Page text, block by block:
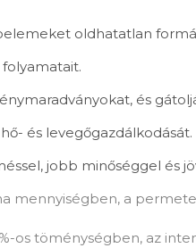
oldhatatlan
és
és levegőgazdálkodását.
jobb minőséggel és
mennyiségben, a
os töménységben, az